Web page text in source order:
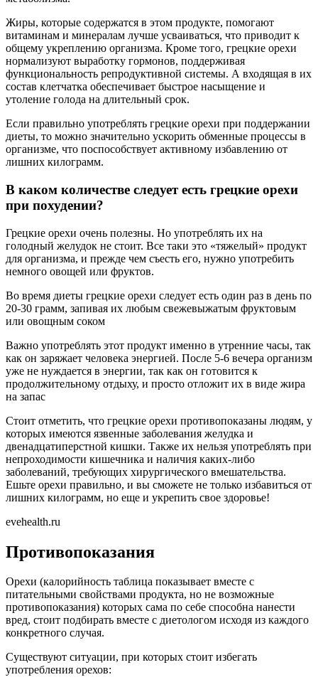
Жиры, которые содержатся в этом продукте, помогают
витаминам и минералам лучше усваиваться, что приводит к
общему укреплению организма. Кроме того, грецкие орехи
нормализуют выработку гормонов, поддерживая
функциональность репродуктивной системы. А входящая в их
состав клетчатка обеспечивает быстрое насыщение и
утоление голода на длительный срок.
Если правильно употреблять грецкие орехи при поддержании
диеты, то можно значительно ускорить обменные процессы в
организме, что поспособствует активному избавлению от
лишних килограмм.
В каком количестве следует есть грецкие орехи
при похудении?
Грецкие орехи очень полезны. Но употреблять их на
голодный желудок не стоит. Все таки это «тяжелый» продукт
для организма, и прежде чем съесть его, нужно употребить
немного овощей или фруктов.
Во время диеты грецкие орехи следует есть один раз в день по
20-30 грамм, запивая их любым свежевыжатым фруктовым
или овощным соком
Важно употреблять этот продукт именно в утренние часы, так
как он заряжает человека энергией. После 5-6 вечера организм
уже не нуждается в энергии, так как он готовится к
продолжительному отдыху, и просто отложит их в виде жира
на запас
Стоит отметить, что грецкие орехи противопоказаны людям, у
которых имеются язвенные заболевания желудка и
двенадцатиперстной кишки. Также их нельзя употреблять при
непроходимости кишечника и наличия каких-либо
заболеваний, требующих хирургического вмешательства.
Ешьте орехи правильно, и вы сможете не только избавиться от
лишних килограмм, но еще и укрепить свое здоровье!
evehealth.ru
Противопоказания
Орехи (калорийность таблица показывает вместе с
питательными свойствами продукта, но не возможные
противопоказания) которых сама по себе способна нанести
вред, стоит подбирать вместе с диетологом исходя из каждого
конкретного случая.
Существуют ситуации, при которых стоит избегать
употребления орехов: